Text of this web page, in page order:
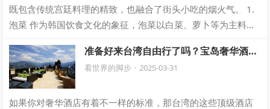
既包含传统宫廷料理的精致，也融合了街头小吃的烟火气。 1.
泡菜 作为韩国饮食文化的象征，泡菜以白菜、萝卜等为主料，
准备好来台湾自由行了吗？宝岛奢华酒店
精选合集等你来发现！
看世界的脚步 · 2025-03-31
如果你对奢华酒店有着不一样的标准，那台湾的这些顶级酒店